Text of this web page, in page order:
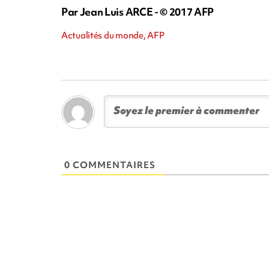
Par Jean Luis ARCE - © 2017 AFP
Actualités du monde, AFP
0 COMMENTAIRES